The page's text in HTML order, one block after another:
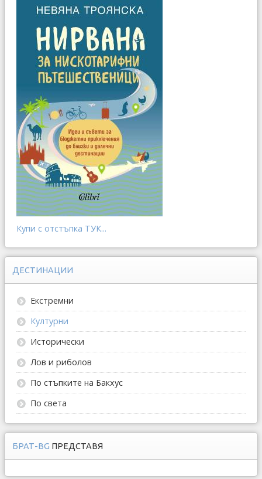
Купи с отстъпка ТУК...
ДЕСТИНАЦИИ
Екстремни
Културни
Исторически
Лов и риболов
По стъпките на Бакхус
По света
БРАТ-BG ПРЕДСТАВЯ